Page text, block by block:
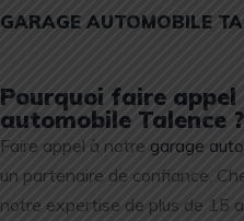
GARAGE AUTOMOBILE
Pourquoi faire
automobile Talence ?
Faire appel à notre garage
un partenaire de confiance.
notre expertise de plus de 15